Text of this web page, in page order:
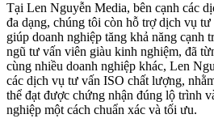
Tại Len Nguyễn Media, bên cạnh các
đa dạng, chúng tôi còn hỗ trợ dịch vụ tư
giúp doanh nghiệp tăng khả năng cạnh
ngũ tư vấn viên giàu kinh nghiệm, đã
cùng nhiều doanh nghiệp khác, Len
các dịch vụ tư vấn ISO chất lượng,
thể đạt được chứng nhận đúng lộ trình
nghiệp một cách chuẩn xác và tối ưu.